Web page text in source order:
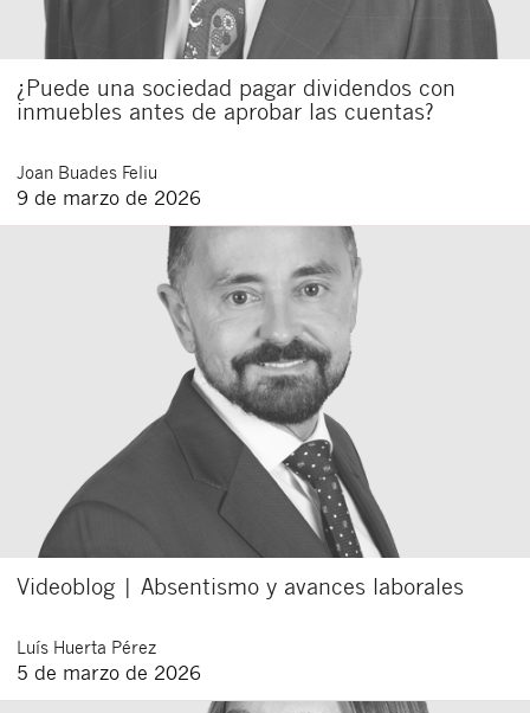
¿Puede una sociedad pagar dividendos con
inmuebles antes de aprobar las cuentas?
Joan Buades Feliu
9 de marzo de 2026
Videoblog | Absentismo y avances laborales
Luís Huerta Pérez
5 de marzo de 2026